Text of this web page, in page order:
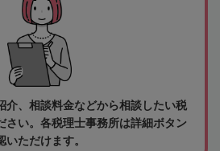
介、相談料金などから相談したい税
さい。各税理士事務所は詳細ボタン
ただけます。